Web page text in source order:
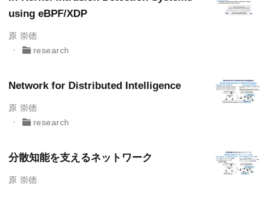
using eBPF/XDP
原 崇徳
research
Network for Distributed Intelligence
原 崇徳
research
分散知能を支えるネットワーク
原 崇徳